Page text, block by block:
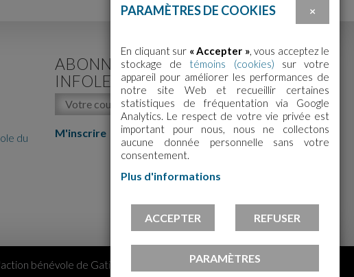
du
ABONNEZ-VOUS À NOTRE
INFOLETTRE!
M'inscrire
bénévole de Gatineau | Tous droits réservés. | Conception Web :
×
PARAMÈTRES DE COOKIES
En cliquant sur « Accepter », vous acceptez le
stockage de témoins (cookies) sur votre
appareil pour améliorer les performances de
notre site Web et recueillir certaines
statistiques de fréquentation via Google
Analytics. Le respect de votre vie privée est
important pour nous, nous ne collectons
aucune donnée personnelle sans votre
consentement.
Plus d'informations
ACCEPTER REFUSER
PARAMÈTRES